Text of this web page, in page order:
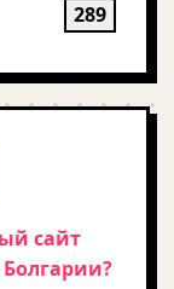
289
сайт